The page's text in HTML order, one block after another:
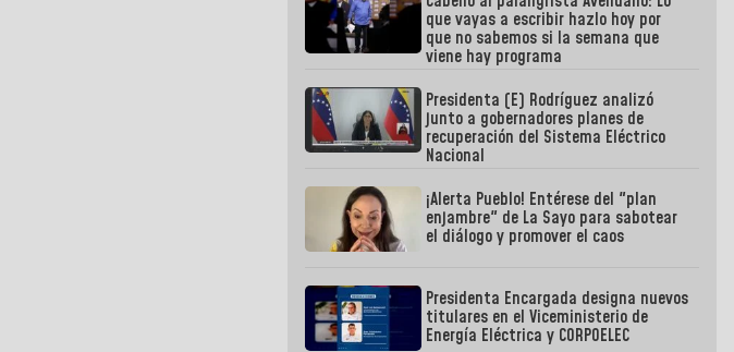
que vayas a escribir hazlo hoy por
que no sabemos si la semana que
viene hay programa
Presidenta (E) Rodríguez analizó
junto a gobernadores planes de
recuperación del Sistema Eléctrico
Nacional
¡Alerta Pueblo! Entérese del "plan
enjambre" de La Sayo para sabotear
el diálogo y promover el caos
Presidenta Encargada designa nuevos
titulares en el Viceministerio de
Energía Eléctrica y CORPOELEC